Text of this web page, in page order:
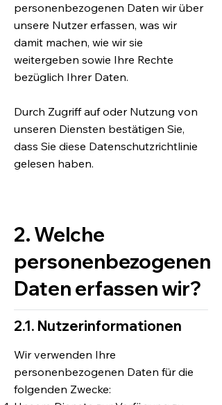
personenbezogenen Daten wir über
unsere Nutzer erfassen, was wir
damit machen, wie wir sie
weitergeben sowie Ihre Rechte
bezüglich Ihrer Daten.
Durch Zugriff auf oder Nutzung von
unseren Diensten bestätigen Sie,
dass Sie diese Datenschutzrichtlinie
gelesen haben.
2. Welche
personenbezogenen
Daten erfassen wir?
2.1. Nutzerinformationen
Wir verwenden Ihre
personenbezogenen Daten für die
folgenden Zwecke: